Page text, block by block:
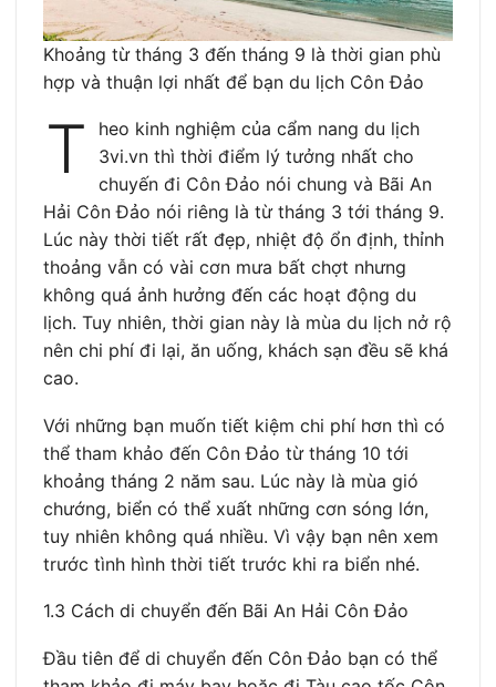
Khoảng từ tháng 3 đến tháng 9 là thời gian phù
hợp và thuận lợi nhất để bạn du lịch Côn Đảo
T
heo kinh nghiệm của cẩm nang du lịch
3vi.vn thì thời điểm lý tưởng nhất cho
chuyến đi Côn Đảo nói chung và Bãi An
Hải Côn Đảo nói riêng là từ tháng 3 tới tháng 9.
Lúc này thời tiết rất đẹp, nhiệt độ ổn định, thỉnh
thoảng vẫn có vài cơn mưa bất chợt nhưng
không quá ảnh hưởng đến các hoạt động du
lịch. Tuy nhiên, thời gian này là mùa du lịch nở rộ
nên chi phí đi lại, ăn uống, khách sạn đều sẽ khá
cao.
Với những bạn muốn tiết kiệm chi phí hơn thì có
thể tham khảo đến Côn Đảo từ tháng 10 tới
khoảng tháng 2 năm sau. Lúc này là mùa gió
chướng, biển có thể xuất những cơn sóng lớn,
tuy nhiên không quá nhiều. Vì vậy bạn nên xem
trước tình hình thời tiết trước khi ra biển nhé.
1.3 Cách di chuyển đến Bãi An Hải Côn Đảo
Đầu tiên để di chuyển đến Côn Đảo bạn có thể